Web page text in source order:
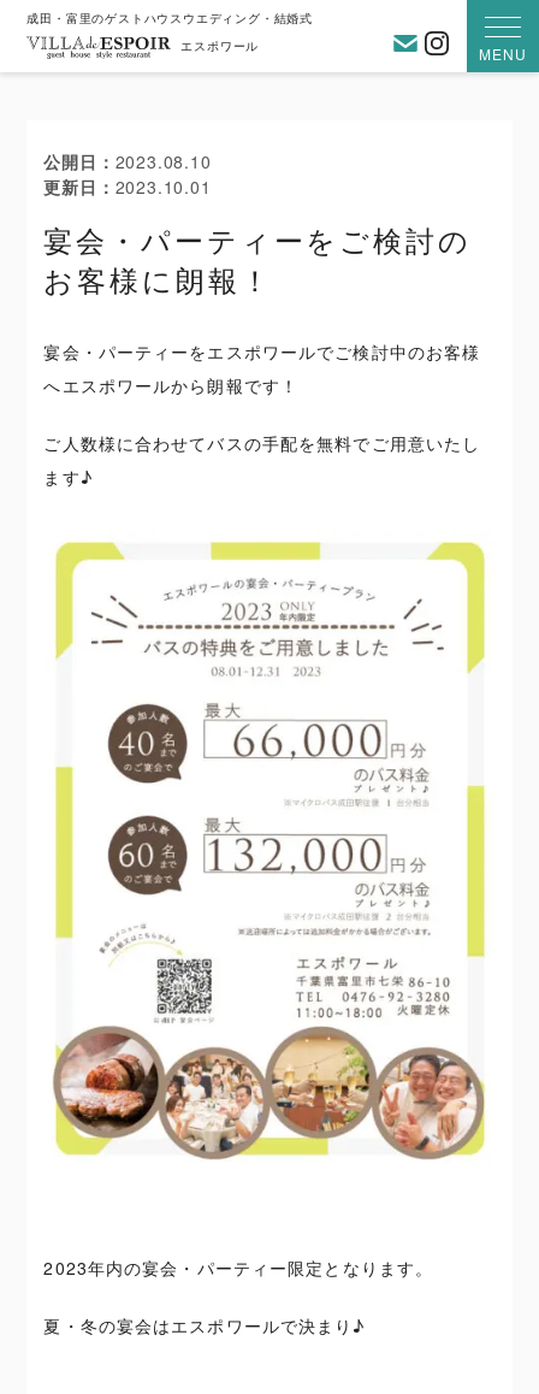
成田・富里のゲストハウスウエディング・結婚式
エスポワール
MENU
お問い合わ
公開日
2023.08.10
更新日
2023.10.01
宴会・パーティーをご検討の
お客様に朗報！
宴会・パーティーをエスポワールでご検討中のお客様
へエスポワールから朗報です！
ご人数様に合わせてバスの手配を無料でご用意いたし
ます♪
2023年内の宴会・パーティー限定となります。
夏・冬の宴会はエスポワールで決まり♪